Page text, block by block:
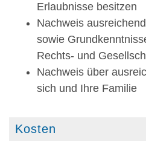
Erlaubnisse besitzen
Nachweis
sowie
Rechts- und
Nachweis über
sich und Ihre Familie
Kosten